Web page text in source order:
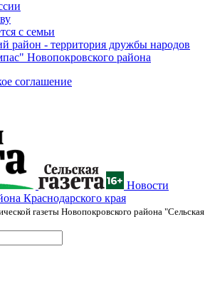
с семьи
район - территория дружбы народов
Новопокровского района
соглашение
Новости
Краснодарского края
газеты Новопокровского района "Сельская